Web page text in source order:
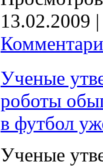
13.02.2009
Ученые
роботы
в футбол
Ученые